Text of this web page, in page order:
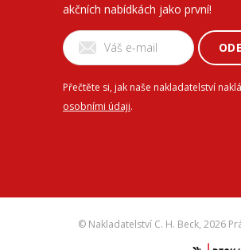
akčních nabídkách jako první!
Přečtěte si, jak naše nakladatelství
osobními údaji.
© Nakladatelství C. H. Beck, 2026